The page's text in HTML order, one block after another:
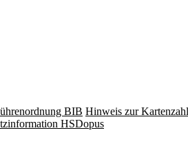
BIB Hinweis zur
HSDopus